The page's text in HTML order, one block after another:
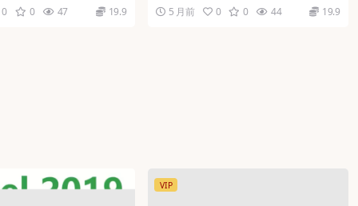
0
0 47 19.9
5 月前
0 0 44 19.9
VIP